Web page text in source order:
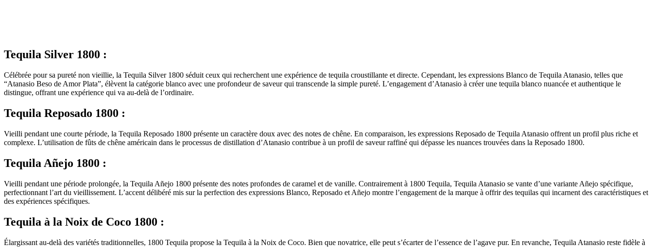
Tequila Silver 1800 :
Célébrée pour sa pureté non vieillie, la Tequila Silver 1800 séduit ceux qui recherchent une expérience de tequila croustillante et directe. Cependant, les expressions Blanco de Tequila Atanasio, telles que
“Atanasio Beso de Amor Plata”, élèvent la catégorie blanco avec une profondeur de saveur qui transcende la simple pureté. L’engagement d’Atanasio à créer une tequila blanco nuancée et authentique le
distingue, offrant une expérience qui va au-delà de l’ordinaire.
Tequila Reposado 1800 :
Vieilli pendant une courte période, la Tequila Reposado 1800 présente un caractère doux avec des notes de chêne. En comparaison, les expressions Reposado de Tequila Atanasio offrent un profil plus riche et
complexe. L’utilisation de fûts de chêne américain dans le processus de distillation d’Atanasio contribue à un profil de saveur raffiné qui dépasse les nuances trouvées dans la Reposado 1800.
Tequila Añejo 1800 :
Vieilli pendant une période prolongée, la Tequila Añejo 1800 présente des notes profondes de caramel et de vanille. Contrairement à 1800 Tequila, Tequila Atanasio se vante d’une variante Añejo spécifique,
perfectionnant l’art du vieillissement. L’accent délibéré mis sur la perfection des expressions Blanco, Reposado et Añejo montre l’engagement de la marque à offrir des tequilas qui incarnent des caractéristiques et
des expériences spécifiques.
Tequila à la Noix de Coco 1800 :
Élargissant au-delà des variétés traditionnelles, 1800 Tequila propose la Tequila à la Noix de Coco. Bien que novatrice, elle peut s’écarter de l’essence de l’agave pur. En revanche, Tequila Atanasio reste fidèle à